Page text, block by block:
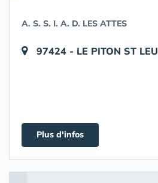
A. S. S. I. A. D. LES ATTES
97424 - LE PITON ST LEU
Plus d'infos